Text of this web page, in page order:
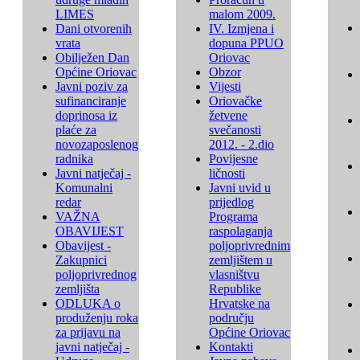
LIMES
Dani otvorenih
vrata
Obilježen Dan
Općine Oriovac
Javni poziv za
sufinanciranje
doprinosa iz
plaće za
novozaposlenog
radnika
Javni natječaj -
Komunalni
redar
VAŽNA
OBAVIJEST
Obavijest -
Zakupnici
poljoprivrednog
zemljišta
ODLUKA o
produženju roka
za prijavu na
javni natječaj -
malom 2009.
IV. Izmjena i
dopuna PPUO
Oriovac
Obzor
Vijesti
Oriovačke
žetvene
svečanosti
2012. - 2.dio
Povijesne
ličnosti
Javni uvid u
prijedlog
Programa
raspolaganja
poljoprivrednim
zemljištem u
vlasništvu
Republike
Hrvatske na
području
Općine Oriovac
Kontakti